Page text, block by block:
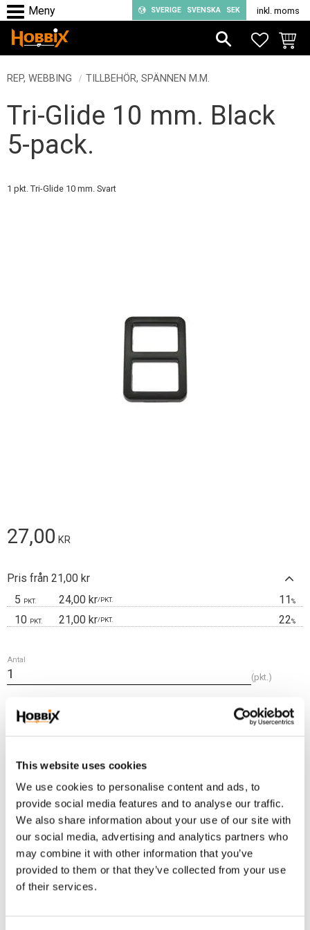
This website uses cookies
We use cookies to personalise content and ads, to
provide social media features and to analyse our traffic.
We also share information about your use of our site with
our social media, advertising and analytics partners who
may combine it with other information that you’ve
provided to them or that they’ve collected from your use
of their services.
Meny
SVERIGE SVENSKA SEK inkl. moms
REP, WEBBING TILLBEHÖR, SPÄNNEN M.M.
Tri-Glide 10 mm. Black
5-pack.
1 pkt. Tri-Glide 10 mm. Svart
27,00 KR
Pris från 21,00 kr
5 PKT. 24,00 kr/PKT. 11 %
10 PKT. 21,00 kr/PKT. 22%
Antal
pkt.
Lägg
Fri frakt över 2500:-
Leveranstid 1-3 arbetsdagar
Lagerstatus
18 pkt. i lager
Artikelnr
TGB10-571